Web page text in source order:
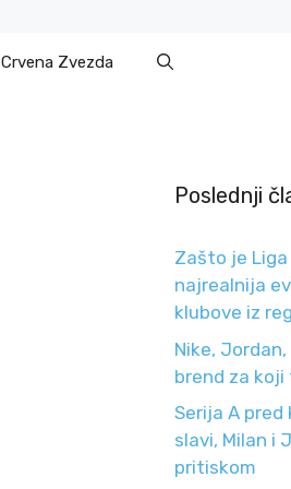
Crvena Zvezda
Poslednji
Zašto je
najrealnija
klubove iz
Nike,
brend za
Serija A
slavi, Milan i
pritiskom